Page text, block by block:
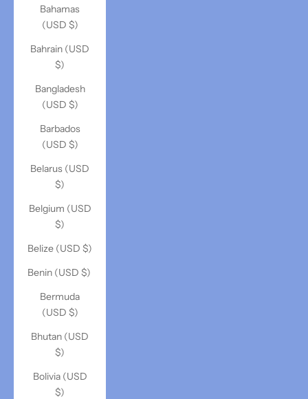
Bahamas
(USD $)
Bahrain (USD
$)
Bangladesh
(USD $)
Barbados
(USD $)
Belarus (USD
$)
Belgium (USD
$)
Belize (USD $)
Benin (USD $)
Bermuda
(USD $)
Bhutan (USD
$)
Bolivia (USD
$)